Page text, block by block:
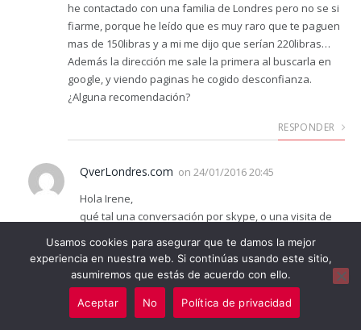
he contactado con una familia de Londres pero no se si
fiarme, porque he leído que es muy raro que te paguen
mas de 150libras y a mi me dijo que serían 220libras…
Además la dirección me sale la primera al buscarla en
google, y viendo paginas he cogido desconfianza.
¿Alguna recomendación?
RESPONDER
QverLondres.com on 24/01/2016 20:45
Hola Irene,
qué tal una conversación por skype, o una visita de
La cantidad depende un poco de las condiciones que
te ponen, las horas de trabajo, el número de niños…
RESPONDER
Usamos cookies para asegurar que te damos la mejor
experiencia en nuestra web. Si continúas usando este sitio,
asumiremos que estás de acuerdo con ello.
Aceptar No Política de privacidad